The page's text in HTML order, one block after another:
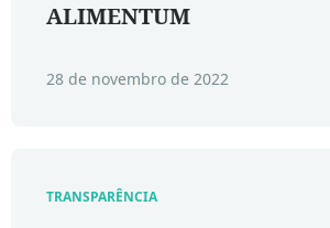
ALIMENTUM
28 de novembro de 2022
TRANSPARÊNCIA